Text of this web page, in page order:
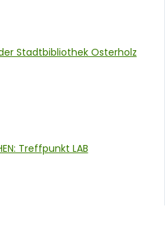
Stadtbibliothek Osterholz
Treffpunkt LAB